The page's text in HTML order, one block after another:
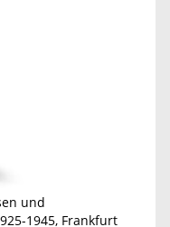
und
1945, Frankfurt